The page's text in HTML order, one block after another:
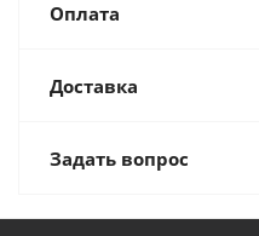
Оплата
Доставка
Задать вопрос